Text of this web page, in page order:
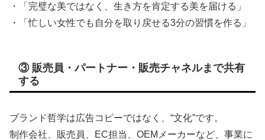
・「完璧な美ではなく、生き方を肯定する美を届ける」
・「忙しい女性でも自分を取り戻せる3分の習慣を作る」
③ 販売員・パートナー・販売チャネルまで共有
する
ブランド哲学は広告コピーではなく、“文化”です。
制作会社、販売員、EC担当、OEMメーカーなど、事業に